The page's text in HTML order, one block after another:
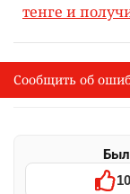
тенге и
I
Сообщить об
Выделите
10
Сообщить об